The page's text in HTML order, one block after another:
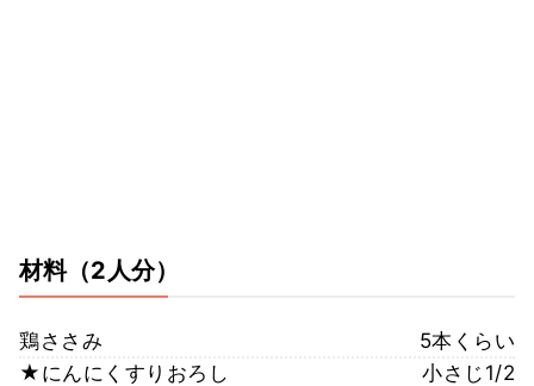
材料（2人分）
鶏ささみ
5本くらい
★にんにくすりおろし
小さじ1/2